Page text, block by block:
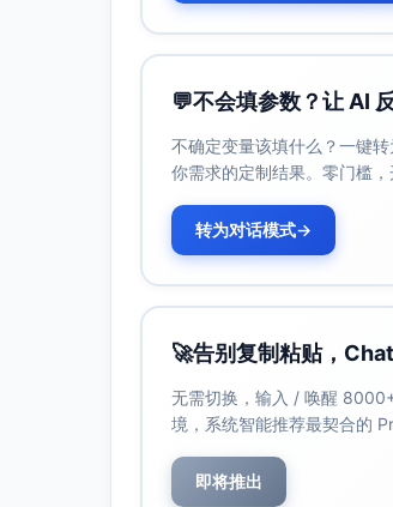
💬不会填参数？让 AI
不确定变量该填什么？一键
你需求的定制结果。零门槛，
转为对话模式→
🚀告别复制粘贴，
无需切换，输入 / 唤醒
境，系统智能推荐最契合的
即将推出